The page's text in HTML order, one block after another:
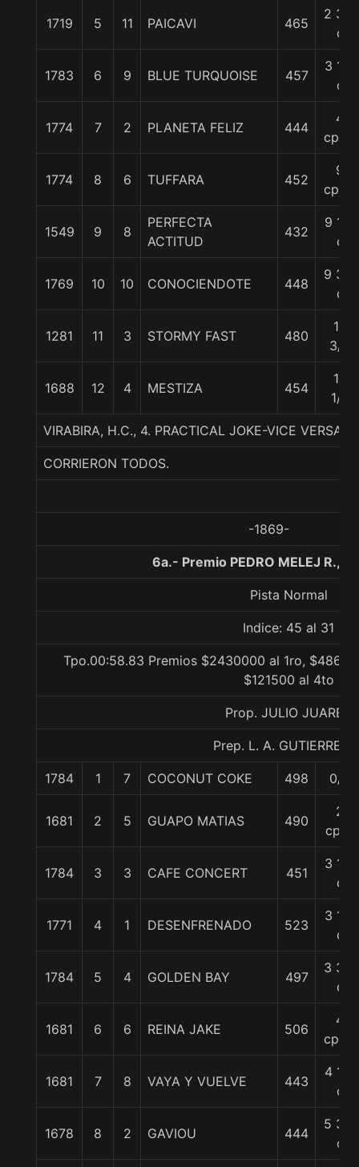
1719 5 11 PAICAVI 465
2 3/4
c
1783 6 9 BLUE TURQUOISE 457
3 1/2
c
1774 7 2 PLANETA FELIZ 444
4
cpos.
1774 8 6 TUFFARA 452
9
cpos.
1549 9 8
PERFECTA
ACTITUD
432
9 1/4
c
1769 10 10 CONOCIENDOTE 448
9 3/4
c
1281 11 3 STORMY FAST 480
10
3/4
1688 12 4 MESTIZA 454
13
1/4
VIRABIRA, H.C., 4. PRACTICAL JOKE-VICE VERSA
CORRIERON TODOS.
-1869-
6a.- Premio PEDRO MELEJ R.,
Pista Normal
Indice: 45 al 31
Tpo.00:58.83 Premios $2430000 al 1ro,
$121500 al 4to
Prop. JULIO JUAREZ
Prep. L. A. GUTIERREZ
1784 1 7 COCONUT COKE 498 0/0
1681 2 5 GUAPO MATIAS 490
2
cpos
1784 3 3 CAFE CONCERT 451
3 1/4
c
1771 4 1 DESENFRENADO 523
3 1/2
c
1784 5 4 GOLDEN BAY 497
3 3/4
c
1681 6 6 REINA JAKE 506
4
cpos.
1681 7 8 VAYA Y VUELVE 443
4 1/2
c
1678 8 2 GAVIOU 444
5 3/4
c